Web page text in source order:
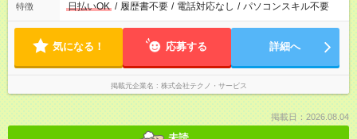
特徴 日払いOK / 履歴書不要 / 電話対応なし / パソコンスキル不要
気になる！ 応募する 詳細へ
掲載元企業名 株式会社テクノ・サービス
掲載日：2026.08.04